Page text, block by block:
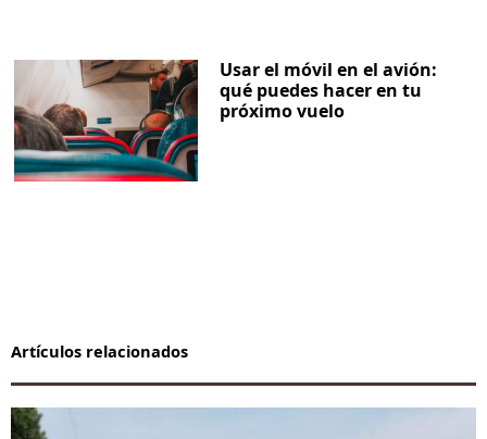
Usar el móvil en el avión:
qué puedes hacer en tu
próximo vuelo
Artículos relacionados